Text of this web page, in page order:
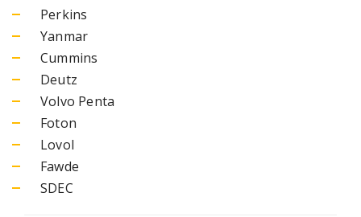
Perkins
Yanmar
Cummins
Deutz
Volvo Penta
Foton
Lovol
Fawde
SDEC